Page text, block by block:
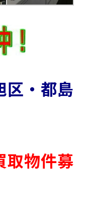
区・都島
取物件募